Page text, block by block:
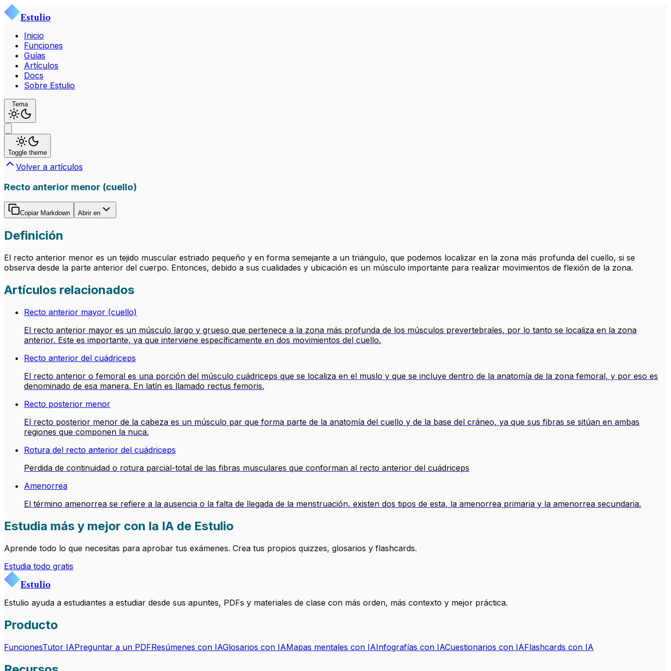
Estulio
Inicio
Funciones
Guías
Artículos
Docs
Sobre Estulio
Tema
Toggle theme
Volver a artículos
Recto anterior menor (cuello)
Copiar Markdown Abrir en
Definición
El recto anterior menor es un tejido muscular estriado pequeño y en forma semejante a un triángulo, que podemos localizar en la zona más profunda del cuello, si se
observa desde la parte anterior del cuerpo. Entonces, debido a sus cualidades y ubicación es un músculo importante para realizar movimientos de flexión de la zona.
Artículos relacionados
Recto anterior mayor (cuello)
El recto anterior mayor es un músculo largo y grueso que pertenece a la zona más profunda de los músculos prevertebrales, por lo tanto se localiza en la zona
anterior. Este es importante, ya que interviene específicamente en dos movimientos del cuello.
Recto anterior del cuádriceps
El recto anterior o femoral es una porción del músculo cuádriceps que se localiza en el muslo y que se incluye dentro de la anatomía de la zona femoral, y por eso es
denominado de esa manera. En latín es llamado rectus femoris.
Recto posterior menor
El recto posterior menor de la cabeza es un músculo par que forma parte de la anatomía del cuello y de la base del cráneo, ya que sus fibras se sitúan en ambas
regiones que componen la nuca.
Rotura del recto anterior del cuádriceps
Perdida de continuidad o rotura parcial-total de las fibras musculares que conforman al recto anterior del cuádriceps
Amenorrea
El término amenorrea se refiere a la ausencia o la falta de llegada de la menstruación, existen dos tipos de esta, la amenorrea primaria y la amenorrea secundaria.
Estudia más y mejor con la IA de Estulio
Aprende todo lo que necesitas para aprobar tus exámenes. Crea tus propios quizzes, glosarios y flashcards.
Estudia todo gratis
Estulio
Estulio ayuda a estudiantes a estudiar desde sus apuntes, PDFs y materiales de clase con más orden, más contexto y mejor práctica.
Producto
FuncionesTutor IAPreguntar a un PDFResúmenes con IAGlosarios con IAMapas mentales con IAInfografías con IACuestionarios con IAFlashcards con IA